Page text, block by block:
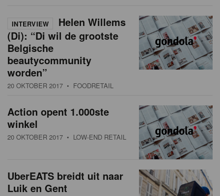
INTERVIEW
Helen Willems
(Di): “Di wil de grootste
Belgische
beautycommunity
worden”
20 OKTOBER 2017 • FOODRETAIL
Action opent 1.000ste
winkel
20 OKTOBER 2017 • LOW-END RETAIL
UberEATS breidt uit naar
Luik en Gent